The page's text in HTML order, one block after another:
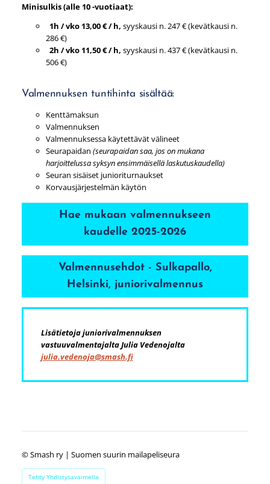
Minisulkis (alle 10 -vuotiaat):
1h / vko 13,00 € / h, syyskausi n. 247 € (kevätkausi n.
286 €)
2h / vko 11,50 € / h, syyskausi n. 437 € (kevätkausi n.
506 €)
Valmennuksen tuntihinta sisältää:
Kenttämaksun
Valmennuksen
Valmennuksessa käytettävät välineet
Seurapaidan (seurapaidan saa, jos on mukana
harjoittelussa syksyn ensimmäisellä laskutuskaudella)
Seuran sisäiset junioriturnaukset
Korvausjärjestelmän käytön
Hae mukaan valmennukseen
kaudelle 2025-2026
Valmennusehdot - Sulkapallo,
Helsinki, juniorivalmennus
Lisätietoja juniorivalmennuksen
vastuuvalmentajalta Julia Vedenojalta
julia.vedenoja@smash.fi
©Smash ry | Suomen suurin mailapeliseura
Tehty Yhdistysavaimella